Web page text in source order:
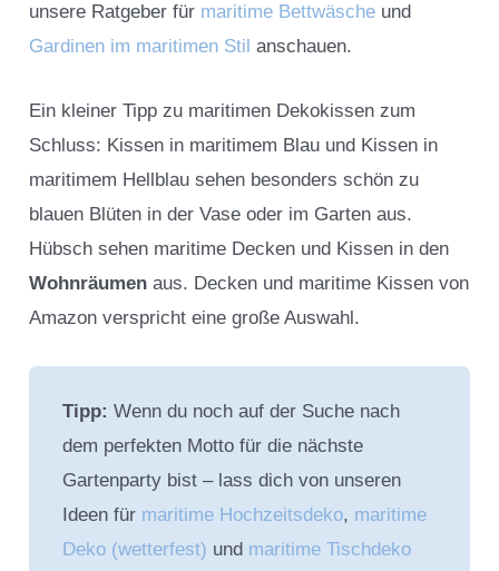
unsere Ratgeber für maritime Bettwäsche und
Gardinen im maritimen Stil anschauen.
Ein kleiner Tipp zu maritimen Dekokissen zum
Schluss: Kissen in maritimem Blau und Kissen in
maritimem Hellblau sehen besonders schön zu
blauen Blüten in der Vase oder im Garten aus.
Hübsch sehen maritime Decken und Kissen in den
Wohnräumen aus. Decken und maritime Kissen von
Amazon verspricht eine große Auswahl.
Tipp: Wenn du noch auf der Suche nach
dem perfekten Motto für die nächste
Gartenparty bist – lass dich von unseren
Ideen für maritime Hochzeitsdeko, maritime
Deko (wetterfest) und maritime Tischdeko